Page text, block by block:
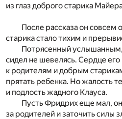
из глаз доброго старика
После рассказа он совсем
старика стало тихим и
Потрясенный
сидел не шевелясь. Сердце
к родителям и добрым
прятать ребенка. Но жалость
и подлость жадного Клауса.
Пусть Фридрих еще мал,
за родителей и заточить силы